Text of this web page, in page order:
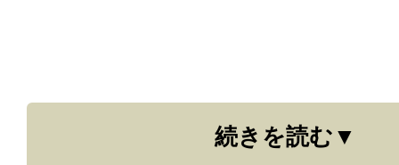
《小生の考察》
カートリッジの個性（と思い込んできた）ま
どうやらＤＬ１０３で長年
続きを読む